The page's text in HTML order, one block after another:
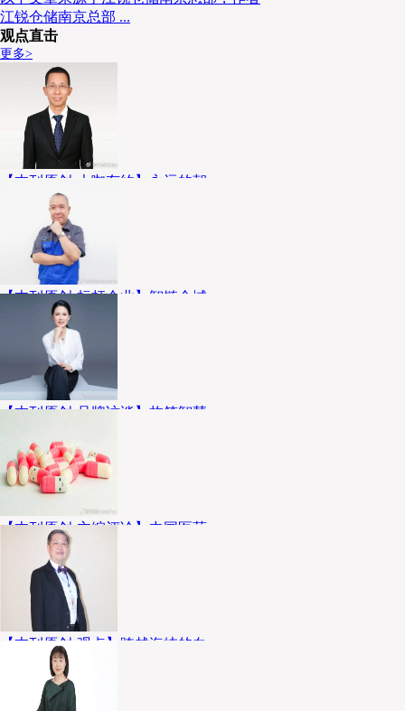
江锐仓储南京总部 ...
观点直击
更多>
【本刊原创-大咖有约】永远的朝
个人介绍： 王银学，国药控股股份有限公
司物流管理中心副总经理、国药集团医药
物流有限公司副总经理。曾在国家机械科
学研究总院、联想、神州数码...
【本刊原创-标杆企业】智链全域
企业介绍 广州医药物流有限公司（全文简
称：广药物流）成立于2023年,是广州医药
股份有限公司的全资子公司。主要经营：
运输货物打包服务；低温仓储；...
【本刊原创-品牌访谈】构筑智慧
姓大药房（以下简称老百姓）成立于2001
年，以首创开架自选的平价药房模式开设
了长沙湘雅店，引领了中国新一...
【本刊原创-主编评论】中国医药
【本刊原创-主编评论】 编者按： 医药已
然成为紧随传统民生刚需之后的第八项生
活必备，渗透大众日常健康保障与民生消
费全过程。作为供应链领域的资...
【本刊原创-观点】跨越海峡的白
个人介绍 陈巨星 Kyosei 中国《现代物
流》杂志 董事长 中国台湾《物流技术与
战略》杂志 社长 中国台湾经济标准检验